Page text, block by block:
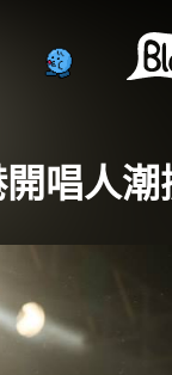
唱人